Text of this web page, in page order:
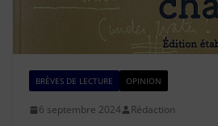
BRÈVES DE LECTURE OPINION
6 septembre 2024 Rédaction